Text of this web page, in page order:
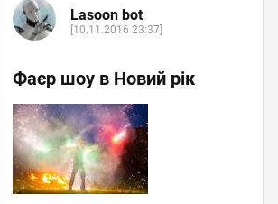
Lasoon bot
[10.11.2016 23:37]
Фаєр шоу в Новий рік